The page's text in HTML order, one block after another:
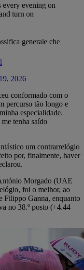
evening on
turn on
generale che
2026
conformado com o
percurso tão longo e
especialidade.
tenha saído
um contrarrelógio
por, finalmente, haver
Morgado (UAE
foi o melhor, ao
Filippo Ganna, enquanto
no 38.º posto (+4.44